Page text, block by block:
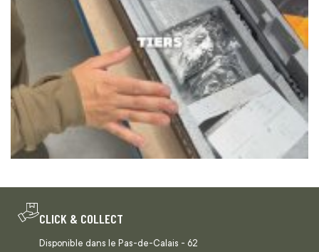
CLICK & COLLECT
Disponible dans le Pas-de-Calais - 62